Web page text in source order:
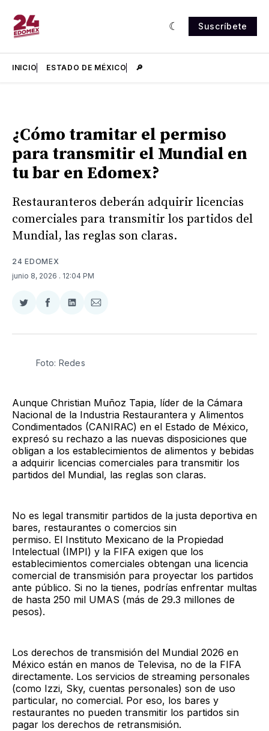
Suscríbete
INICIO ESTADO DE MÉXICO 🔎
¿Cómo tramitar el permiso
para transmitir el Mundial en
tu bar en Edomex?
Restauranteros deberán adquirir licencias
comerciales para transmitir los partidos del
Mundial, las reglas son claras.
24 EDOMEX
junio 8, 2026 . 12:04 PM
Compartir
Twitter
Compartir
Facebook
Compartir
LinkedIn
Compartir
Email
Foto: Redes
Aunque Christian Muñoz Tapia, líder de la Cámara
Nacional de la Industria Restaurantera y Alimentos
Condimentados (CANIRAC) en el Estado de México,
expresó su rechazo a las nuevas disposiciones que
obligan a los establecimientos de alimentos y bebidas
a adquirir licencias comerciales para transmitir los
partidos del Mundial, las reglas son claras.
No es legal transmitir partidos de la justa deportiva en
bares, restaurantes o comercios sin
permiso. El Instituto Mexicano de la Propiedad
Intelectual (IMPI) y la FIFA exigen que los
establecimientos comerciales obtengan una licencia
comercial de transmisión para proyectar los partidos
ante público. Si no la tienes, podrías enfrentar multas
de hasta 250 mil UMAS (más de 29.3 millones de
pesos).
Los derechos de transmisión del Mundial 2026 en
México están en manos de Televisa, no de la FIFA
directamente. Los servicios de streaming personales
(como Izzi, Sky, cuentas personales) son de uso
particular, no comercial. Por eso, los bares y
restaurantes no pueden transmitir los partidos sin
pagar los derechos de retransmisión.